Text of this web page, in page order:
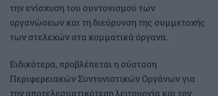
την ενίσχυση του συντονισμού των
οργανώσεων και τη διεύρυνση της συμμετοχής
των στελεχών στα κομματικά όργανα.
Ειδικότερα, προβλέπεται η σύσταση
Περιφερειακών Συντονιστικών Οργάνων για
την αποτελεσματικότερη λειτουργία και τον